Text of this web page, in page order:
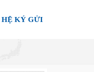
KÝ GỬI